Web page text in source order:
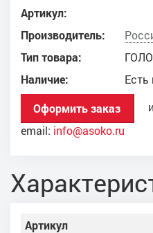
Артикул:
Производитель:
Тип товара:
Наличие:
Есть
Оформить заказ
email: info@asoko.ru
Артикул